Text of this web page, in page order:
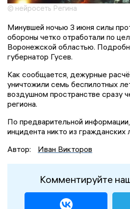
© нейросеть Регина
Минувшей ночью 3 июня силы
обороны четко отработали по
Воронежской областью.
губернатор Гусев.
Как сообщается, дежурные
уничтожили семь беспилотных
воздушном пространстве сразу
региона.
По предварительной
инцидента никто из гражданских
Автор:
Иван Викторов
Комментируйте